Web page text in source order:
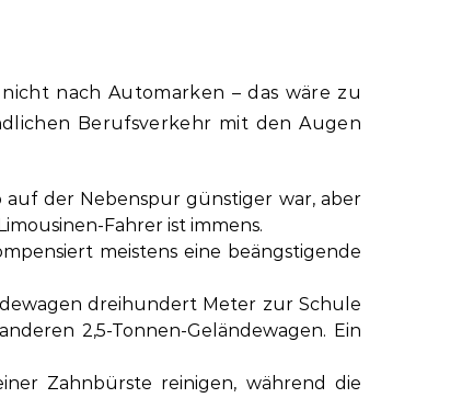
nach Automarken – das wäre zu
Berufsverkehr mit den Augen
auf der Nebenspur günstiger war, aber
Fahrer ist immens.
meistens eine beängstigende
dreihundert Meter zur Schule
2,5-Tonnen-Geländewagen. Ein
Zahnbürste reinigen, während die